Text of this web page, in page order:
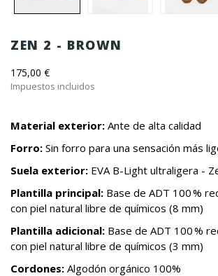
ZEN 2 - BROWN
175,00 €
Impuestos incluidos
Material exterior: Ante de alta calidad
Forro: Sin forro para una sensación más
Suela exterior: EVA B-Light ultraligera -
Plantilla principal: Base de ADT 100 %
con piel natural libre de químicos (8 mm)
Plantilla adicional: Base de ADT 100 %
con piel natural libre de químicos (3 mm)
Cordones: Algodón orgánico 100%